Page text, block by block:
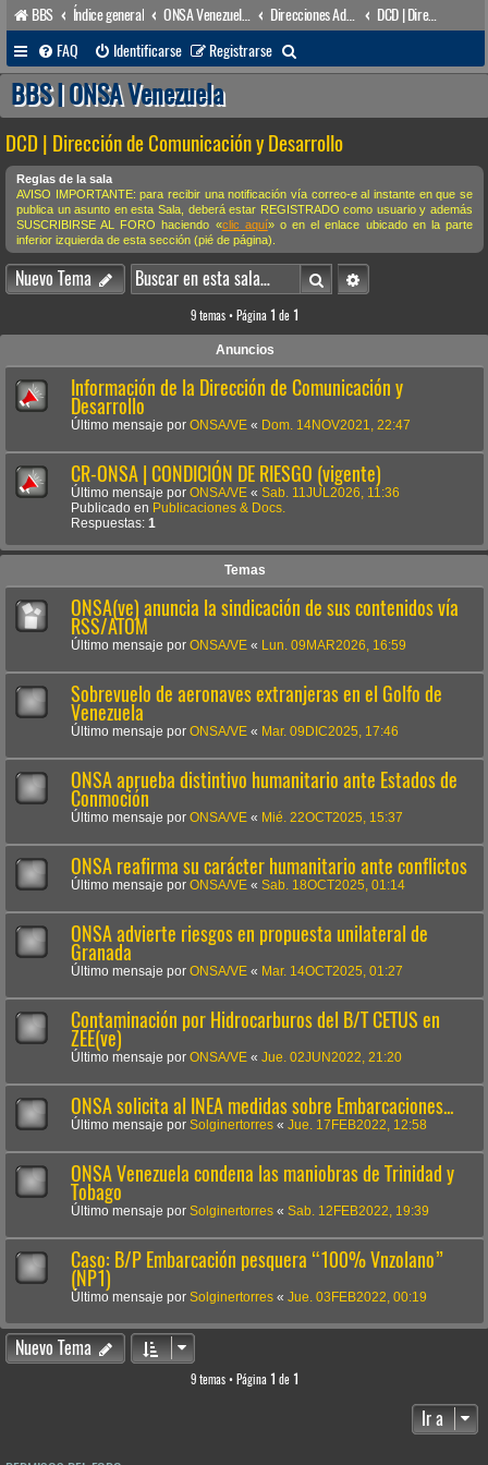
BBS Índice general Direcciones Administrativas
DCD | Dirección de Comunicación y Desarrollo
FAQ
Identificarse Registrarse
u
c
a
r
BBS | ONSA Venezuela
DCD | Dirección de Comunicación y Desarrollo
Reglas de la sala
AVISO IMPORTANTE: para recibir una notificación vía correo-e al instante en que se
publica un asunto en esta Sala, deberá estar REGISTRADO como usuario y además
SUSCRIBIRSE AL FORO haciendo «clic aquí» o en el enlace ubicado en la parte
inferior izquierda de esta sección (pié de página).
Nuevo Tema BuscarBúsqueda avanzada
9 temas • Página 1 de 1
Anuncios
Información de la Dirección de Comunicación y
Desarrollo
Último mensaje por ONSA/VE « Dom. 14NOV2021, 22:47
CR-ONSA | CONDICIÓN DE RIESGO (vigente)
Último mensaje por ONSA/VE « Sab. 11JUL2026, 11:36
Publicado en Publicaciones & Docs.
Respuestas: 1
Temas
ONSA(ve) anuncia la sindicación de sus contenidos vía
RSS/ATOM
Último mensaje por ONSA/VE « Lun. 09MAR2026, 16:59
Sobrevuelo de aeronaves extranjeras en el Golfo de
Venezuela
Último mensaje por ONSA/VE « Mar. 09DIC2025, 17:46
ONSA aprueba distintivo humanitario ante Estados de
Conmoción
Último mensaje por ONSA/VE « Mié. 22OCT2025, 15:37
ONSA reafirma su carácter humanitario ante conflictos
Último mensaje por ONSA/VE « Sab. 18OCT2025, 01:14
ONSA advierte riesgos en propuesta unilateral de
Granada
Último mensaje por ONSA/VE « Mar. 14OCT2025, 01:27
Contaminación por Hidrocarburos del B/T CETUS en
ZEE(ve)
Último mensaje por ONSA/VE « Jue. 02JUN2022, 21:20
ONSA solicita al INEA medidas sobre Embarcaciones...
Último mensaje por Solginertorres « Jue. 17FEB2022, 12:58
ONSA Venezuela condena las maniobras de Trinidad y
Tobago
Último mensaje por Solginertorres « Sab. 12FEB2022, 19:39
Caso: B/P Embarcación pesquera “100% Vnzolano”
(NP1)
Último mensaje por Solginertorres « Jue. 03FEB2022, 00:19
Nuevo Tema
9 temas • Página 1 de 1
Ir a